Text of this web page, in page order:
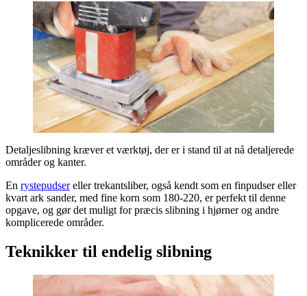
Detaljeslibning kræver et værktøj, der er i stand til at nå detaljerede
områder og kanter.
En rystepudsereller trekantsliber, også kendt som en finpudser eller
kvart ark sander, med fine korn som 180-220, er perfekt til denne
opgave, og gør det muligt for præcis slibning i hjørner og andre
komplicerede områder.
Teknikker til endelig slibning